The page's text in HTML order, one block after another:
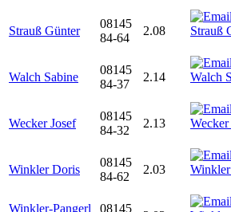
Strauß Günter
08145
84-64
2.08
Walch Sabine
08145
84-37
2.14
Wecker Josef
08145
84-32
2.13
Winkler Doris
08145
84-62
2.03
Winkler-Pangerl
08145